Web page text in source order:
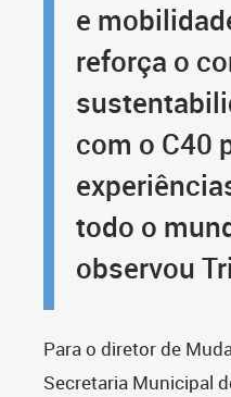
e
reforça o
com o C40
todo o
observou
Para o diretor de
Secretaria Municipal